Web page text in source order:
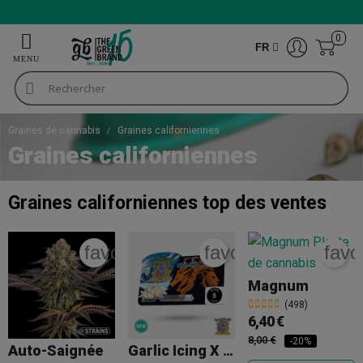
FR
0
Graines de cannabis Graines californiennes
Graines californiennes
Graines californiennes top des ventes
Auto-Saignée
favorite_border
Garlic Icing X Chimera Sweet Seeds
favorite_border
Magnum
(498)
6,40 €
8,00 € -20%